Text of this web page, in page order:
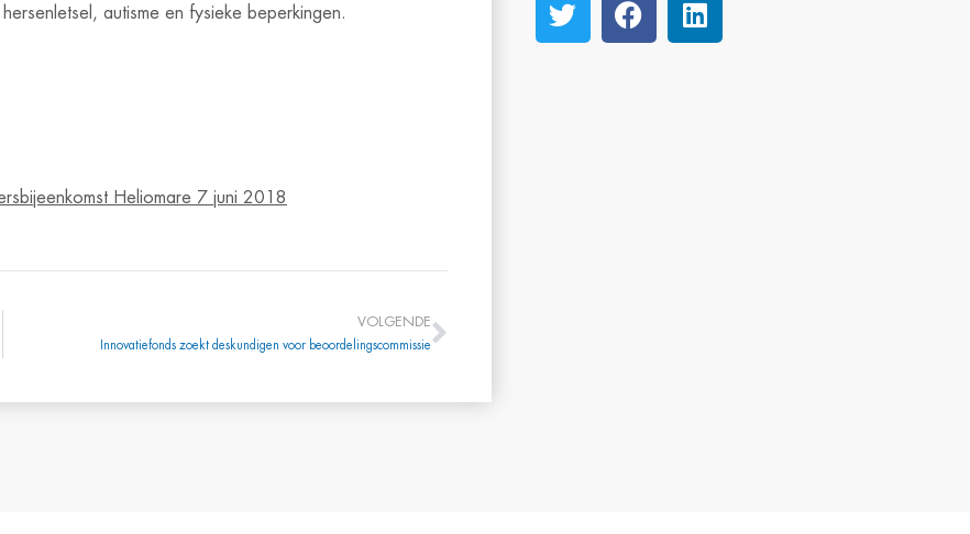
autisme en fysieke beperkingen.
Heliomare 7 juni 2018
VOLGENDE
Innovatiefonds zoekt deskundigen voor beoordelingscommissie